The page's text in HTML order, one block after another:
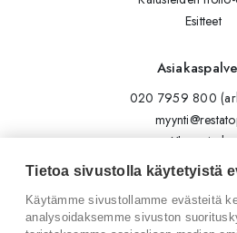
Esitteet
020 7959 800
Yhteystiedot
Lähetä viesti
Seuraa
Tietoa sivustolla käytetyistä
Käytämme sivustollamme evästeitä
analysoidaksemme sivuston